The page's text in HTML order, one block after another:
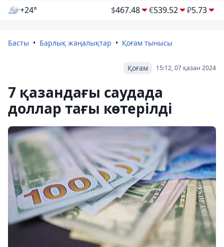
+24° $467.48 €539.52 ₽5.73
Басты Барлық жаңалықтар Қоғам тынысы
15:12, 07 қазан 2024
Қоғам
7 қазандағы саудада
доллар тағы көтерілді